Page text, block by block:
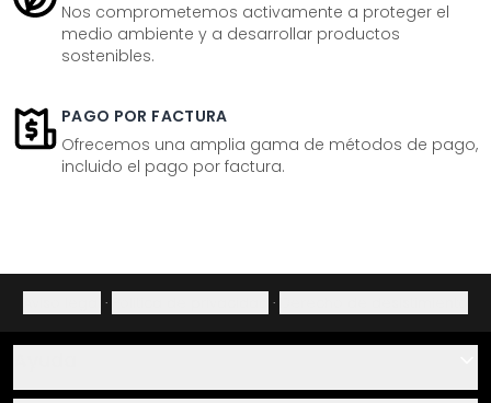
Nos comprometemos activamente a proteger el
medio ambiente y a desarrollar productos
sostenibles.
PAGO POR FACTURA
Ofrecemos una amplia gama de métodos de pago,
incluido el pago por factura.
· ·